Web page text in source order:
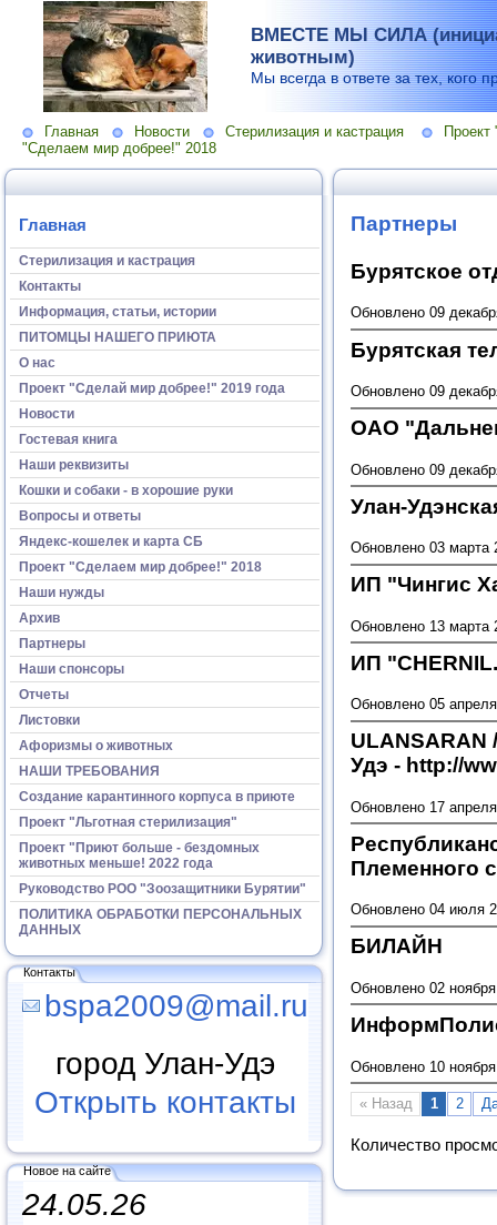
ВМЕСТЕ МЫ СИЛА
животным)
Мы всегда в ответе за тех, кого
Главная Новости Стерилизация и кастрация
"Сделаем мир добрее!" 2018
Главная
Стерилизация и кастрация
Контакты
Информация, статьи, истории
ПИТОМЦЫ НАШЕГО ПРИЮТА
О нас
Проект "Сделай мир добрее!" 2019 года
Новости
Гостевая книга
Наши реквизиты
Кошки и собаки - в хорошие руки
Вопросы и ответы
Яндекс-кошелек и карта СБ
Проект "Сделаем мир добрее!" 2018
Наши нужды
Архив
Партнеры
Наши спонсоры
Отчеты
Листовки
Афоризмы о животных
НАШИ ТРЕБОВАНИЯ
Создание карантинного корпуса в приюте
Проект "Льготная стерилизация"
Проект "Приют больше - бездомных
животных меньше! 2022 года
Руководство РОО "Зоозащитники Бурятии"
ПОЛИТИКА ОБРАБОТКИ ПЕРСОНАЛЬНЫХ
ДАННЫХ
Контакты
bspa2009@mail.ru
город Улан-Удэ
Открыть контакты
Новое на сайте
24.05.26
Партнеры
Бурятское
Обновлено 09
Бурятская
Обновлено 09
ОАО
Обновлено 09
Улан-
Обновлено 03 марта
ИП "Чингис
Обновлено 13 марта
ИП
Обновлено 05
Удэ - http://
Обновлено 17
Племенного
Обновлено 04 июля
БИЛАЙН
Обновлено 02
Обновлено 10
« Назад 1 2
Количество